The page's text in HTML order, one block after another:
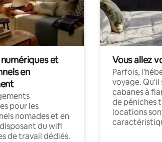
et
en
pour les
nomades et en
du wifi
de travail dédiés.
Vous allez
Parfois,
voyage. Qu'il
cabanes à
de péniches
locations